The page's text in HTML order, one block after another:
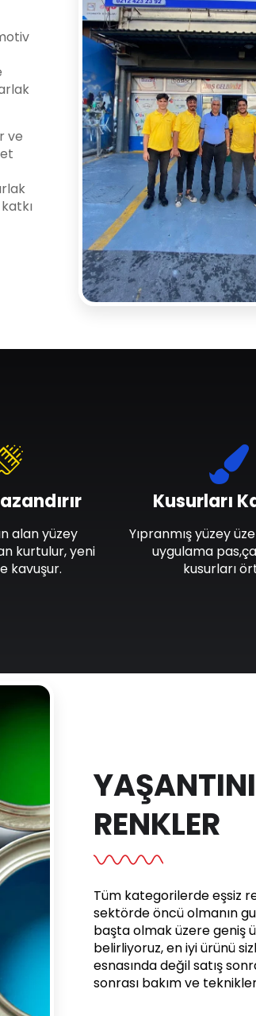
ve
alan yüzey
kurtulur, yeni
kavuşur.
Kusurları
Yıpranmış yüzey
uygulama
kusurları
RENKLER
Tüm kategorilerde eşsiz
sektörde öncü olmanın
başta olmak üzere geniş
belirliyoruz, en iyi ürünü
esnasında değil satış
sonrası bakım ve